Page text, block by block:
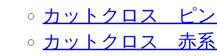
カットクロス ピ
カットクロス 赤